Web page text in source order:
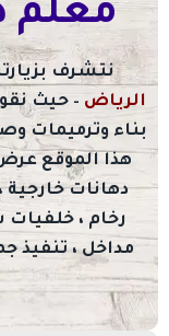
معلم
نتشرف
الرياض – حيث
بناء وترميمات
هذا الموقع
دهانات
رخام ، خلفيات
مداخل ، تنفيذ